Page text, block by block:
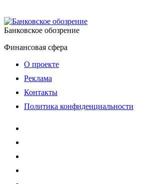
Банковское обозрение
Финансовая сфера
О проекте
Реклама
Контакты
Политика конфиденциальности